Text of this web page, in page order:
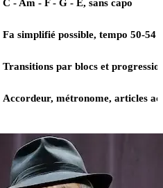
C - Am - F - G - E, sans capo
Fa simplifié possible, tempo 50-54
Transitions par blocs et
Accordeur, métronome, articles